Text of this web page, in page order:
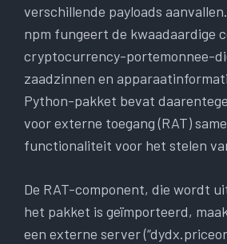
verschillende payloads
npm fungeert de kwaadaardige
cryptocurrency-portemonnee-
zaadzinnen en
Python-pakket bevat
voor externe toegang (RAT)
functionaliteit voor het stelen
De RAT-component, die wordt
het pakket is geïmporteerd,
een externe server